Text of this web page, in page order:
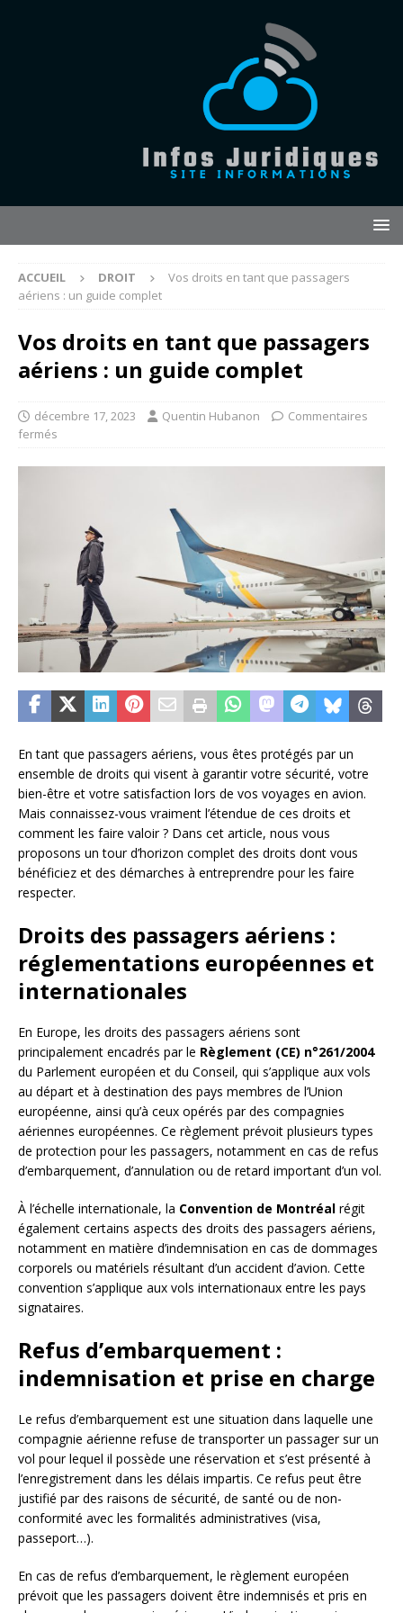
ACCUEIL DROIT
Vos droits en tant que passagers
aériens : un guide complet
Vos droits en tant que passagers
aériens : un guide complet
décembre 17, 2023 Quentin Hubanon
Commentaires
fermés
En tant que passagers aériens, vous êtes protégés par un
ensemble de droits qui visent à garantir votre sécurité, votre
bien-être et votre satisfaction lors de vos voyages en avion.
Mais connaissez-vous vraiment l’étendue de ces droits et
comment les faire valoir ? Dans cet article, nous vous
proposons un tour d’horizon complet des droits dont vous
bénéficiez et des démarches à entreprendre pour les faire
respecter.
Droits des passagers aériens :
réglementations européennes et
internationales
En Europe, les droits des passagers aériens sont
principalement encadrés par le Règlement (CE) n°261/2004
du Parlement européen et du Conseil, qui s’applique aux vols
au départ et à destination des pays membres de l’Union
européenne, ainsi qu’à ceux opérés par des compagnies
aériennes européennes. Ce règlement prévoit plusieurs types
de protection pour les passagers, notamment en cas de refus
d’embarquement, d’annulation ou de retard important d’un vol.
À l’échelle internationale, la Convention de Montréal régit
également certains aspects des droits des passagers aériens,
notamment en matière d’indemnisation en cas de dommages
corporels ou matériels résultant d’un accident d’avion. Cette
convention s’applique aux vols internationaux entre les pays
signataires.
Refus d’embarquement :
indemnisation et prise en charge
Le refus d’embarquement est une situation dans laquelle une
compagnie aérienne refuse de transporter un passager sur un
vol pour lequel il possède une réservation et s’est présenté à
l’enregistrement dans les délais impartis. Ce refus peut être
justifié par des raisons de sécurité, de santé ou de non-
conformité avec les formalités administratives (visa,
passeport…).
En cas de refus d’embarquement, le règlement européen
prévoit que les passagers doivent être indemnisés et pris en